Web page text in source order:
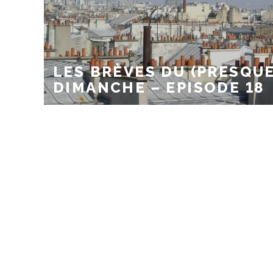
LES BRÈVES DU
DIMANCHE – EPISODE 18